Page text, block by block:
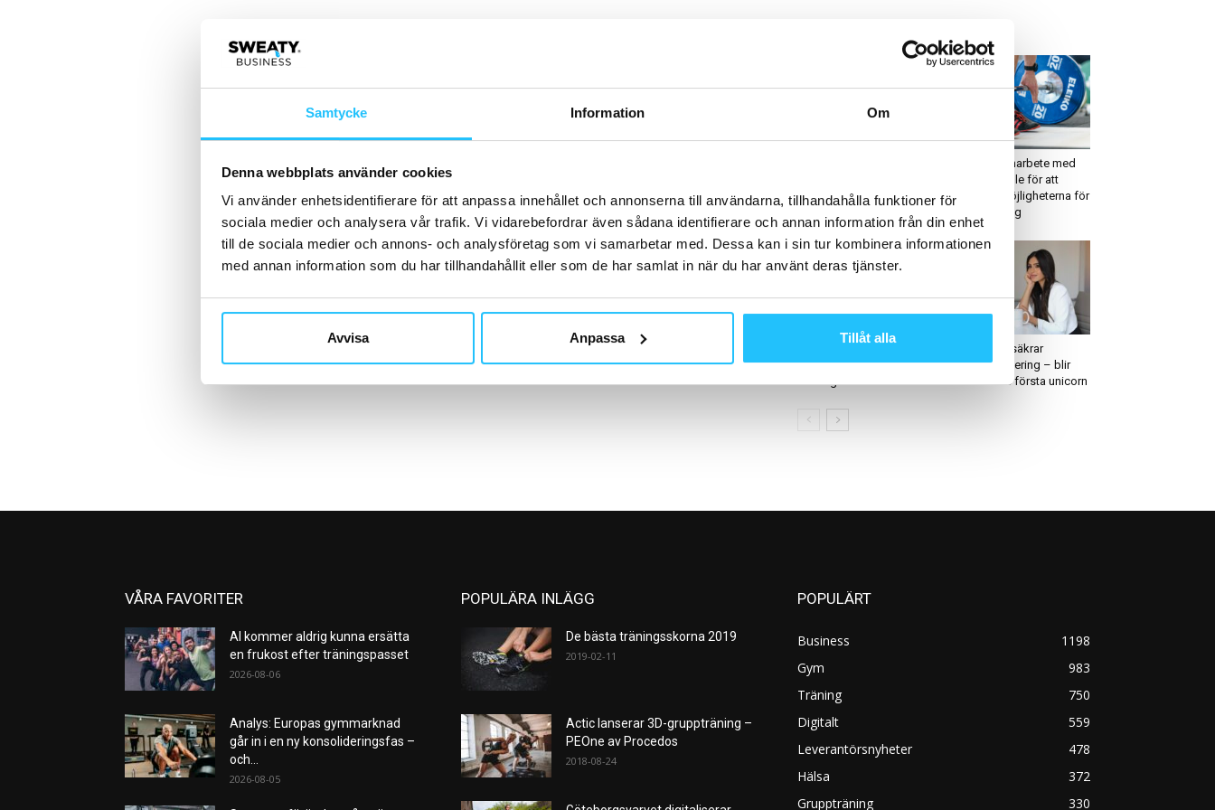
Samtycke Information Om
Denna webbplats använder cookies
Vi använder enhetsidentifierare för att anpassa innehållet och annonserna till användarna, tillhandahålla funktioner för
sociala medier och analysera vår trafik. Vi vidarebefordrar även sådana identifierare och annan information från din enhet
till de sociala medier och annons- och analysföretag som vi samarbetar med. Dessa kan i sin tur kombinera informationen
med annan information som du har tillhandahållit eller som de har samlat in när du har använt deras tjänster.
Avvisa Anpassa Tillåt alla
Digitalt Digitalt
Eleiko i samarbete med
Innowearable för att
utveckla möjligheterna för
styrketräning
sport-BH med bevisad
livslängd
ClassPass säkrar
megainvestering – blir
2020-talets första unicorn
VÅRA FAVORITER
AI kommer aldrig kunna ersätta
en frukost efter träningspasset
2026-08-06
Analys: Europas gymmarknad
går in i en ny konsolideringsfas –
och...
2026-08-05
POPULÄRA INLÄGG
De bästa träningsskorna 2019
2019-02-11
Actic lanserar 3D-gruppträning –
PEOne av Procedos
2018-08-24
POPULÄRT
Business
1198
Gym
983
Träning
750
Digitalt
559
Leverantörsnyheter
478
Hälsa
372
Gruppträning
330